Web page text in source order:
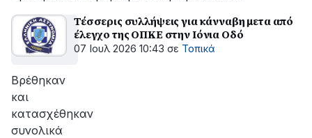
Τέσσερις συλλήψεις για κάνναβη μετα από
έλεγχο της ΟΠΚΕ στην Ιόνια Οδό
07 Ιουλ 2026 10:43 σε Τοπικά
Βρέθηκαν
και
κατασχέθηκαν
συνολικά